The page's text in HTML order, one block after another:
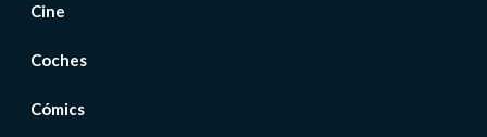
Cine
Coches
Cómics